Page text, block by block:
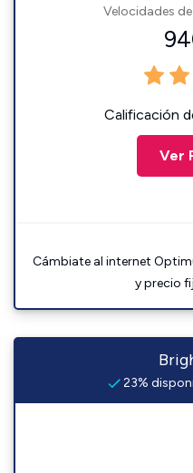
Velocidades
Calificación
Ver
Cámbiate al internet
y precio
23%